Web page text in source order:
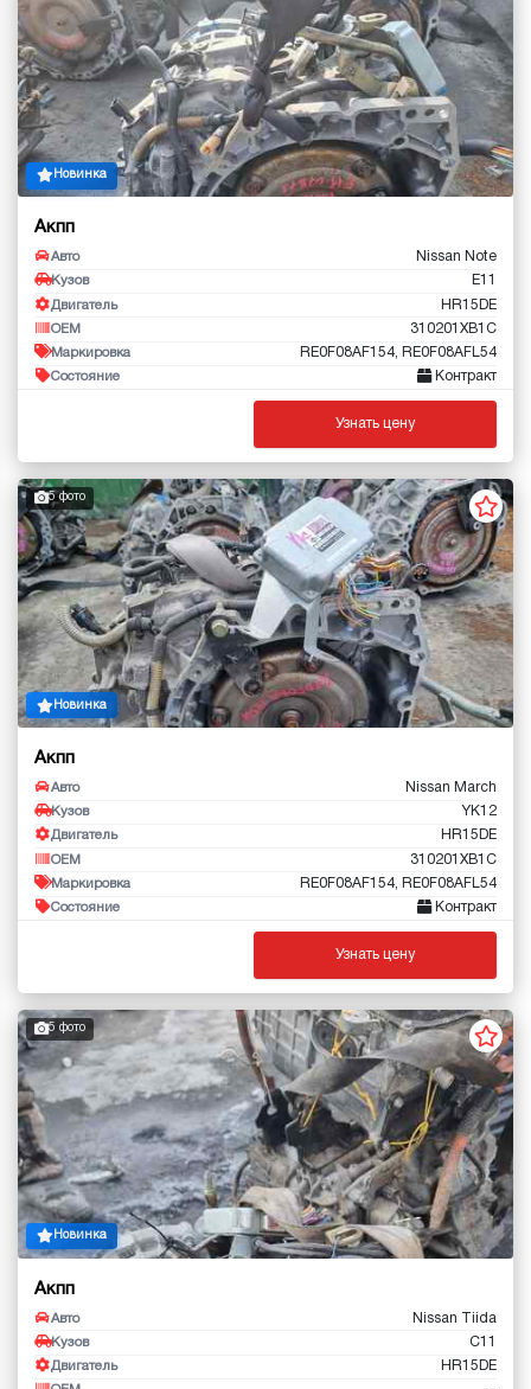
Новинка
Акпп
Авто Nissan Note
Кузов E11
Двигатель HR15DE
OEM 310201XB1C
Маркировка RE0F08AF154, RE0F08AFL54
Состояние Контракт
Узнать цену
5 фото
Новинка
Акпп
Авто Nissan March
Кузов YK12
Двигатель HR15DE
OEM 310201XB1C
Маркировка RE0F08AF154, RE0F08AFL54
Состояние Контракт
Узнать цену
5 фото
Новинка
Акпп
Авто Nissan Tiida
Кузов C11
Двигатель HR15DE